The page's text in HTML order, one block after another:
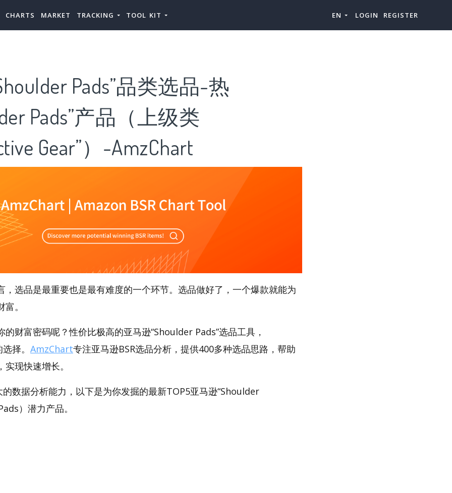
CHARTS MARKET TRACKING TOOL KIT EN LOGIN REGISTER
Pads”品类选品-热
Pads”产品（上级类
Gear”）-AmzChart
，选品是最重要也是最有难度的一个环节。选品做好了，一个爆款就能为
。
的财富密码呢？性价比极高的亚马逊“Shoulder Pads”选品工具，
择。 AmzChart专注亚马逊BSR选品分析，提供400多种选品思路，帮助
现快速增长。
数据分析能力，以下是为你发掘的最新TOP5亚马逊“Shoulder
）潜力产品。